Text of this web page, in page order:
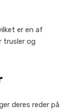
er en af
trusler og
deres reder på